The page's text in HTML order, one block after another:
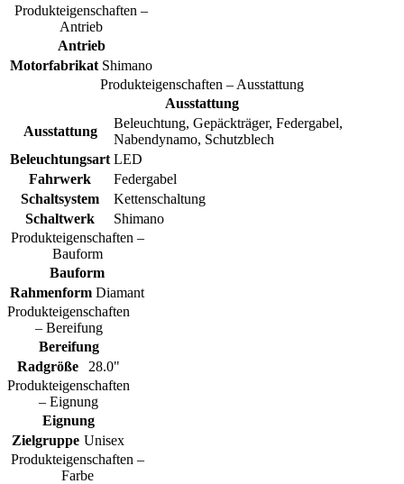
Produkteigenschaften –
Antrieb
Antrieb
Motorfabrikat Shimano
Produkteigenschaften – Ausstattung
Ausstattung
Ausstattung
Beleuchtung, Gepäckträger, Federgabel,
Nabendynamo, Schutzblech
Beleuchtungsart LED
Fahrwerk
Federgabel
Schaltsystem
Kettenschaltung
Schaltwerk
Shimano
Produkteigenschaften –
Bauform
Bauform
Rahmenform Diamant
Produkteigenschaften
– Bereifung
Bereifung
Radgröße
28.0"
Produkteigenschaften
– Eignung
Eignung
Zielgruppe Unisex
Produkteigenschaften –
Farbe